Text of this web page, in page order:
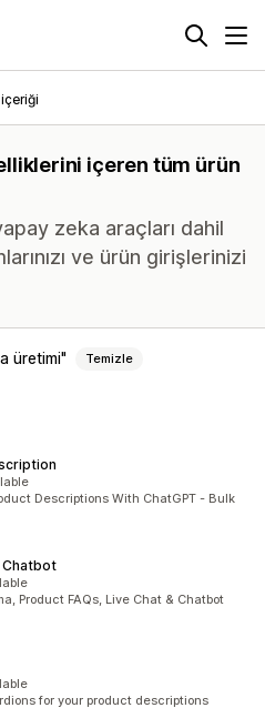
içeren tüm ürün
zeka araçları dahil
ve ürün girişlerinizi
üretimi Temizle
Descriptions With ChatGPT - Bulk
Chatbot
Product FAQs, Live Chat & Chatbot
for your product descriptions